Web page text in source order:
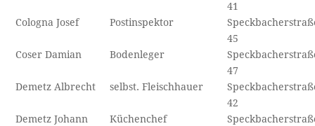
41
Cologna Josef
Postinspektor
45
Coser Damian
Bodenleger
47
Demetz Albrecht
selbst. Fleischhauer
42
Demetz Johann
Küchenchef